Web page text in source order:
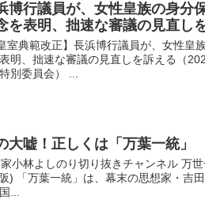
博行議員が、女性皇族の身分
を表明、拙速な審議の見直し
室典範改正】長浜博行議員が、女性皇
明、拙速な審議の見直しを訴える（
別委員会） ...
大嘘！正しくは「万葉一統」
林よしのり切り抜きチャンネル 万世
) 「万葉一統」は、幕末の思想家・吉
...